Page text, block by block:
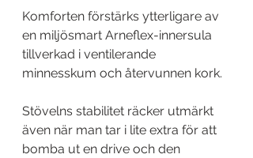
Komforten förstärks ytterligare av
en miljösmart Arneflex-innersula
tillverkad i ventilerande
minnesskum och återvunnen kork.
Stövelns stabilitet räcker utmärkt
även när man tar i lite extra för att
bomba ut en drive och den